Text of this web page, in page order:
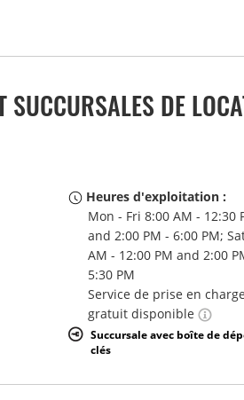
DE
Heures d'exploitation :
Mon - Fri 8:00 AM - 12:30
and 2:00 PM - 6:00 PM;
AM - 12:00 PM and 2:00
5:30 PM
Service de prise en charge
gratuit disponible
Succursale avec boîte de
clés